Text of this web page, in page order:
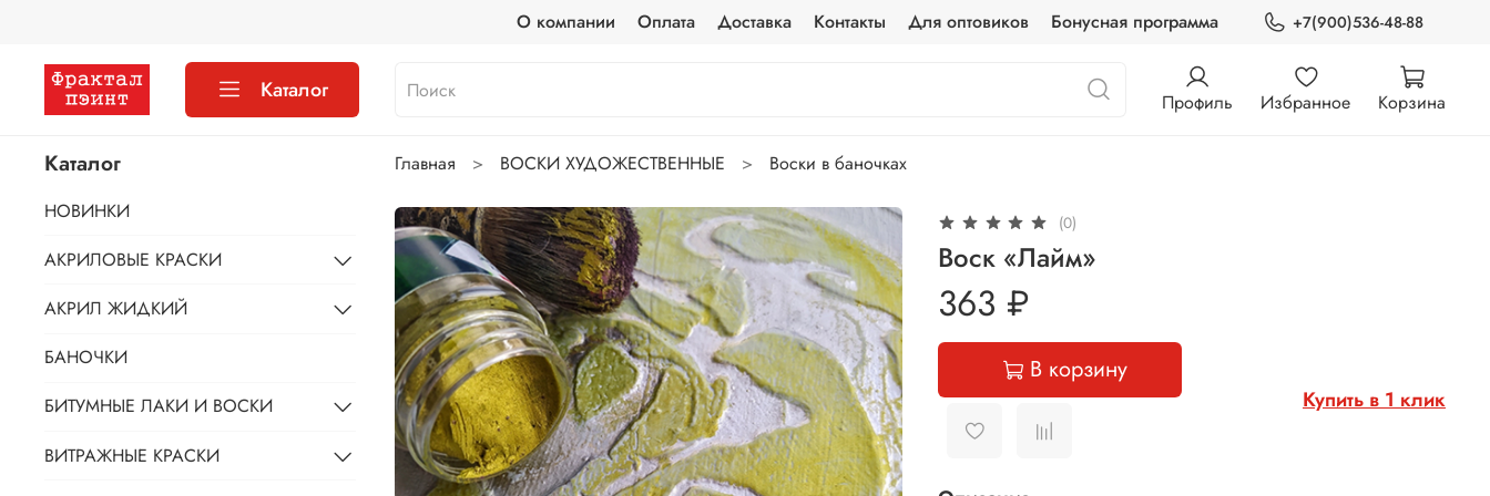
О компании Оплата Доставка Контакты Для оптовиков Бонусная программа +7(900)536-48-88
Каталог Профиль Избранное Корзина
Главная ВОСКИ ХУДОЖЕСТВЕННЫЕ Воски в баночках
(0)
Воск «Лайм»
363 ₽
В корзину
Купить в 1 клик
Каталог
НОВИНКИ
АКРИЛОВЫЕ КРАСКИ
АКРИЛ ЖИДКИЙ
БАНОЧКИ
БИТУМНЫЕ ЛАКИ И ВОСКИ
ВИТРАЖНЫЕ КРАСКИ